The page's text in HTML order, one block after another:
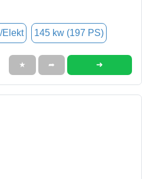
Elekt 145 kw (197 PS)
★ ➦ ➜